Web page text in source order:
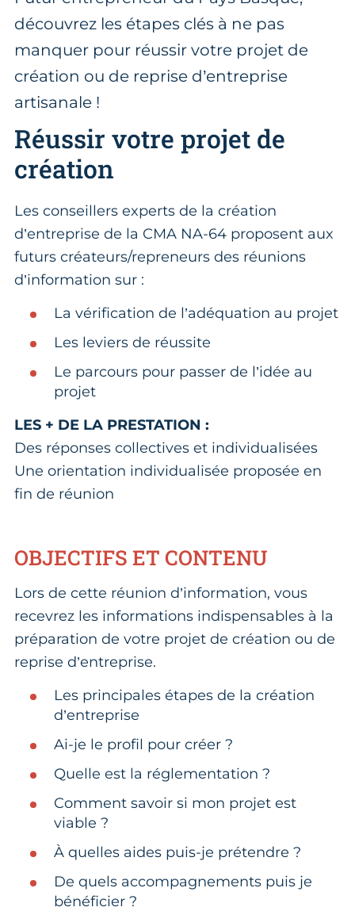
découvrez les étapes clés à ne pas
manquer pour réussir votre projet de
création ou de reprise d’entreprise
artisanale !
Réussir votre projet de
création
Les conseillers experts de la création
d’entreprise de la CMA NA-64 proposent aux
futurs créateurs/repreneurs des réunions
d’information sur :
La vérification de l’adéquation au projet
Les leviers de réussite
Le parcours pour passer de l’idée au
projet
LES + DE LA PRESTATION :
Des réponses collectives et individualisées
Une orientation individualisée proposée en
fin de réunion
OBJECTIFS ET CONTENU
Lors de cette réunion d’information, vous
recevrez les informations indispensables à la
préparation de votre projet de création ou de
reprise d’entreprise.
Les principales étapes de la création
d’entreprise
Ai-je le profil pour créer ?
Quelle est la réglementation ?
Comment savoir si mon projet est
viable ?
À quelles aides puis-je prétendre ?
De quels accompagnements puis je
bénéficier ?